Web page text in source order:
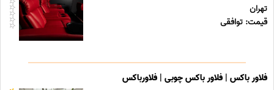
تهران
قیمت: توافقی
فلاور باکس | فلاور باکس چوبی | فلاورباکس